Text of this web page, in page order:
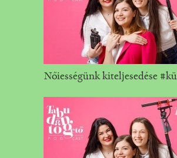
Nőiességünk kiteljesedése